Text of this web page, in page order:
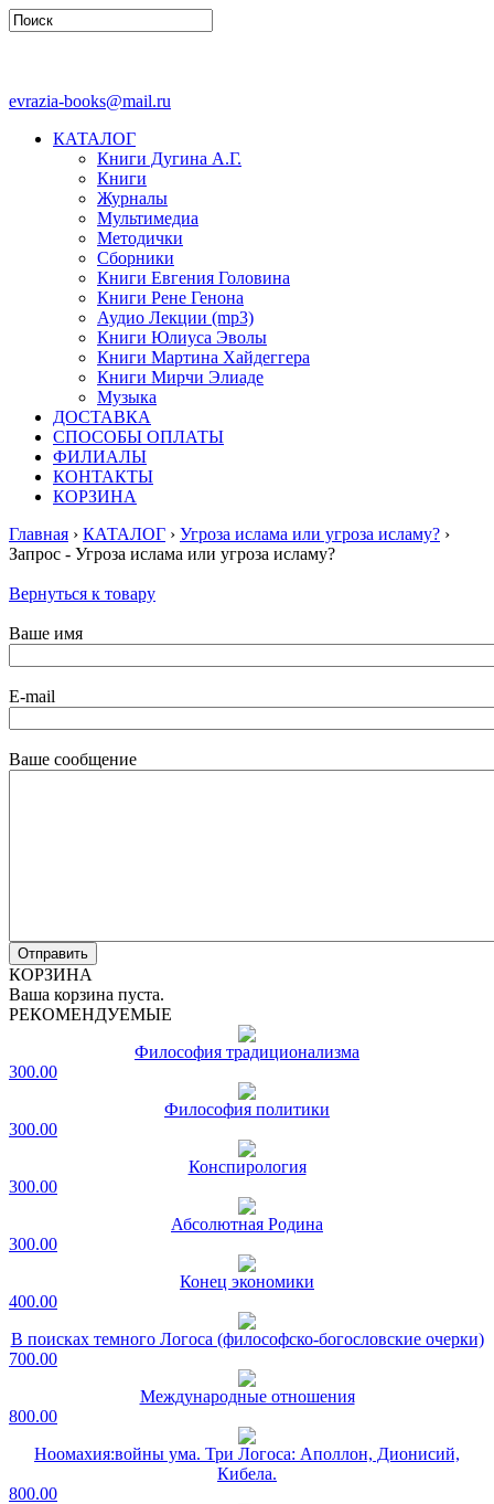
evrazia-books@mail.ru
КАТАЛОГ
Книги Дугина А.Г.
Книги
Журналы
Мультимедиа
Методички
Сборники
Книги Евгения Головина
Книги Рене Генона
Аудио Лекции (mp3)
Книги Юлиуса Эволы
Книги Мартина Хайдеггера
Книги Мирчи Элиаде
Музыка
ДОСТАВКА
СПОСОБЫ ОПЛАТЫ
ФИЛИАЛЫ
КОНТАКТЫ
КОРЗИНА
Главная › КАТАЛОГ › Угроза ислама или угроза исламу? ›
Запрос - Угроза ислама или угроза исламу?
Вернуться к товару
Ваше имя
E-mail
Ваше сообщение
КОРЗИНА
Ваша корзина пуста.
РЕКОМЕНДУЕМЫЕ
Философия традиционализма
300.00
Философия политики
300.00
Конспирология
300.00
Абсолютная Родина
300.00
Конец экономики
400.00
В поисках темного Логоса (философско-богословские очерки)
700.00
Международные отношения
800.00
Ноомахия:войны ума. Три Логоса: Аполлон, Дионисий,
Кибела.
800.00